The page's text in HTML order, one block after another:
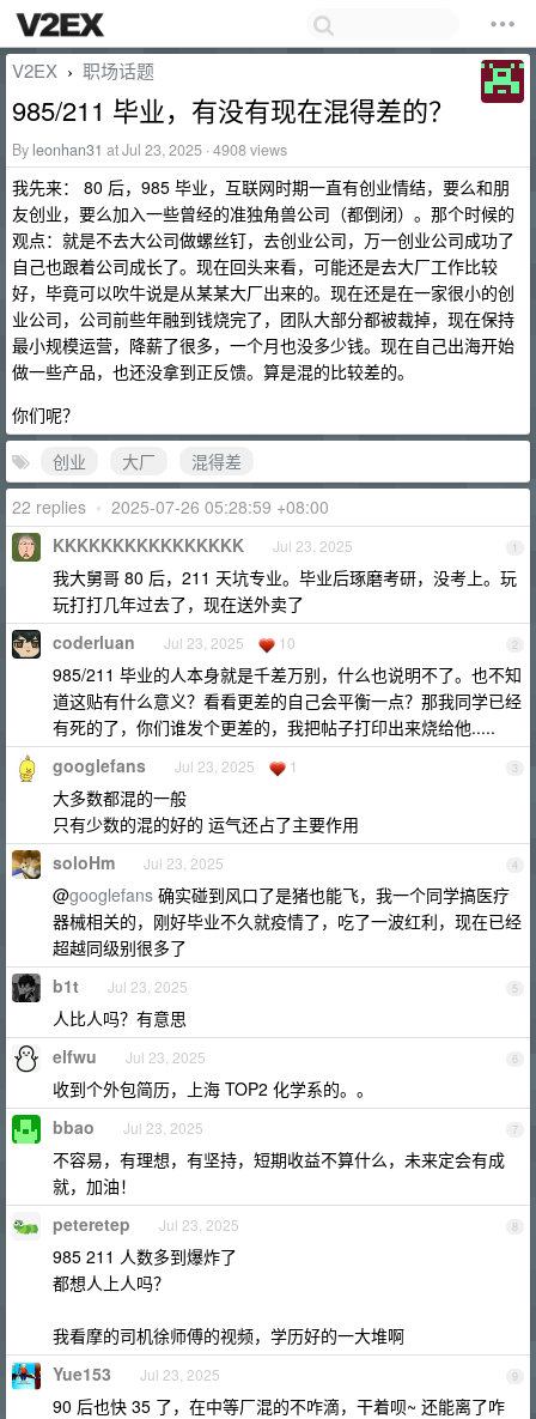
V2EX › 职场话题
985/211 毕业，有没有现在混得差的？
By leonhan31 at Jul 23, 2025 · 4908 views
我先来： 80 后，985 毕业，互联网时期一直有创业情结，要么和朋
友创业，要么加入一些曾经的准独角兽公司（都倒闭）。那个时候的
观点：就是不去大公司做螺丝钉，去创业公司，万一创业公司成功了
自己也跟着公司成长了。现在回头来看，可能还是去大厂工作比较
好，毕竟可以吹牛说是从某某大厂出来的。现在还是在一家很小的创
业公司，公司前些年融到钱烧完了，团队大部分都被裁掉，现在保持
最小规模运营，降薪了很多，一个月也没多少钱。现在自己出海开始
做一些产品，也还没拿到正反馈。算是混的比较差的。
你们呢？
创业
大厂
混得差
22 replies • 2025-07-26 05:28:59 +08:00
1
KKKKKKKKKKKKKKKK Jul 23, 2025
我大舅哥 80 后，211 天坑专业。毕业后琢磨考研，没考上。玩
玩打打几年过去了，现在送外卖了
2
coderluan Jul 23, 2025 10
985/211 毕业的人本身就是千差万别，什么也说明不了。也不知
道这贴有什么意义？看看更差的自己会平衡一点？那我同学已经
有死的了，你们谁发个更差的，我把帖子打印出来烧给他.....
3
googlefans Jul 23, 2025 1
大多数都混的一般
只有少数的混的好的 运气还占了主要作用
4
soloHm Jul 23, 2025
@googlefans 确实碰到风口了是猪也能飞，我一个同学搞医疗
器械相关的，刚好毕业不久就疫情了，吃了一波红利，现在已经
超越同级别很多了
5
b1t Jul 23, 2025
人比人吗？有意思
6
elfwu Jul 23, 2025
收到个外包简历，上海 TOP2 化学系的。。
7
bbao Jul 23, 2025
不容易，有理想，有坚持，短期收益不算什么，未来定会有成
就，加油！
8
peteretep Jul 23, 2025
985 211 人数多到爆炸了
都想人上人吗？
我看摩的司机徐师傅的视频，学历好的一大堆啊
9
Yue153 Jul 23, 2025
90 后也快 35 了，在中等厂混的不咋滴，干着呗~ 还能离了咋